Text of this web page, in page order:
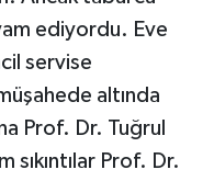
ediyordu. Eve
servise
altında
Prof. Dr. Tuğrul
sıkıntılar Prof. Dr.